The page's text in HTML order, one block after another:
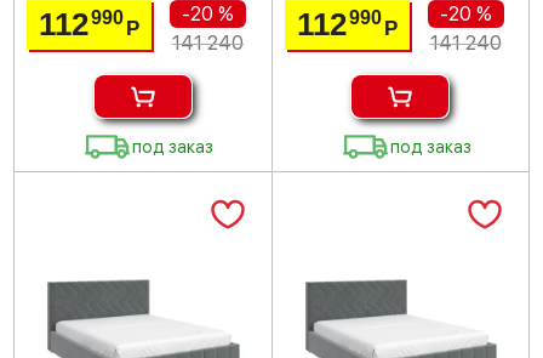
112990Р
-20 %
141 240
под заказ
112990 Р
-20 %
141 240
под заказ